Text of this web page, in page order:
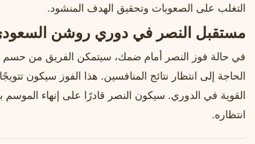
التغلب على الصعوبات وتحقيق الهدف المنشود.
مستقبل النصر في دوري روشن
في حالة فوز النصر أمام ضمك، سيتمكن الفريق من
الحاجة إلى انتظار نتائج المنافسين. هذا الفوز سيكون
القوية في الدوري. سيكون النصر قادرًا على إنهاء
انتظاره.